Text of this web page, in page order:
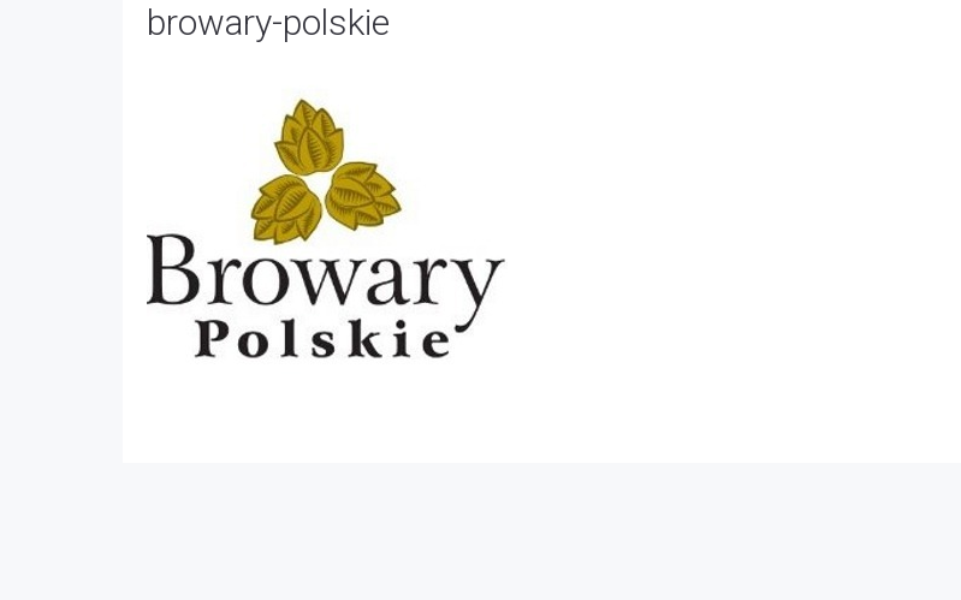
browary-polskie